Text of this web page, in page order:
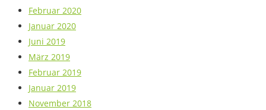
Februar 2020
Januar 2020
Juni 2019
März 2019
Februar 2019
Januar 2019
November 2018